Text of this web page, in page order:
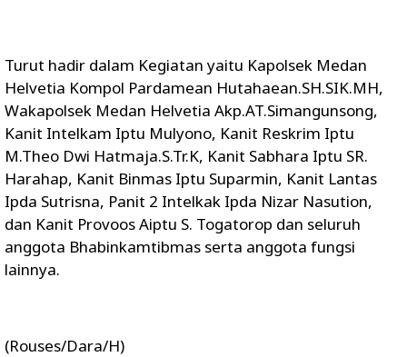
Turut hadir dalam Kegiatan yaitu Kapolsek Medan
Helvetia Kompol Pardamean Hutahaean.SH.SIK.MH,
Wakapolsek Medan Helvetia Akp.AT.Simangunsong,
Kanit Intelkam Iptu Mulyono, Kanit Reskrim Iptu
M.Theo Dwi Hatmaja.S.Tr.K, Kanit Sabhara Iptu SR.
Harahap, Kanit Binmas Iptu Suparmin, Kanit Lantas
Ipda Sutrisna, Panit 2 Intelkak Ipda Nizar Nasution,
dan Kanit Provoos Aiptu S. Togatorop dan seluruh
anggota Bhabinkamtibmas serta anggota fungsi
lainnya.
(Rouses/Dara/H)